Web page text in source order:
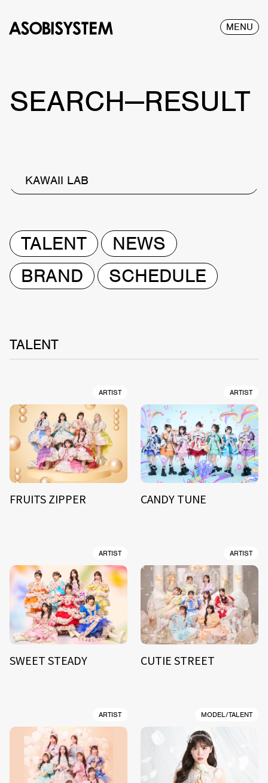
MENU
SEARCH—RESULT
KAWAII LAB
TALENT
NEWS
BRAND
SCHEDULE
TALENT
ARTIST
FRUITS ZIPPER
ARTIST
CANDY TUNE
ARTIST
SWEET STEADY
ARTIST
CUTIE STREET
ARTIST MODEL/TALENT